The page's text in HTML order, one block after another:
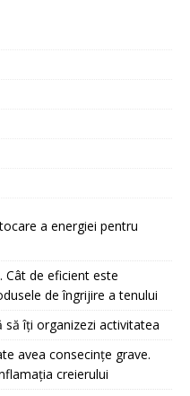
a energiei pentru
Cât de eficient este
de îngrijire a tenului
îți organizezi activitatea
avea consecințe grave.
creierului